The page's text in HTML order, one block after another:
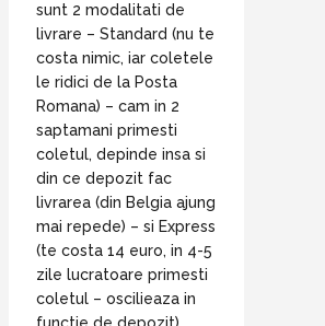
sunt 2 modalitati de
livrare – Standard (nu te
costa nimic, iar coletele
le ridici de la Posta
Romana) – cam in 2
saptamani primesti
coletul, depinde insa si
din ce depozit fac
livrarea (din Belgia ajung
mai repede) – si Express
(te costa 14 euro, in 4-5
zile lucratoare primesti
coletul – oscilieaza in